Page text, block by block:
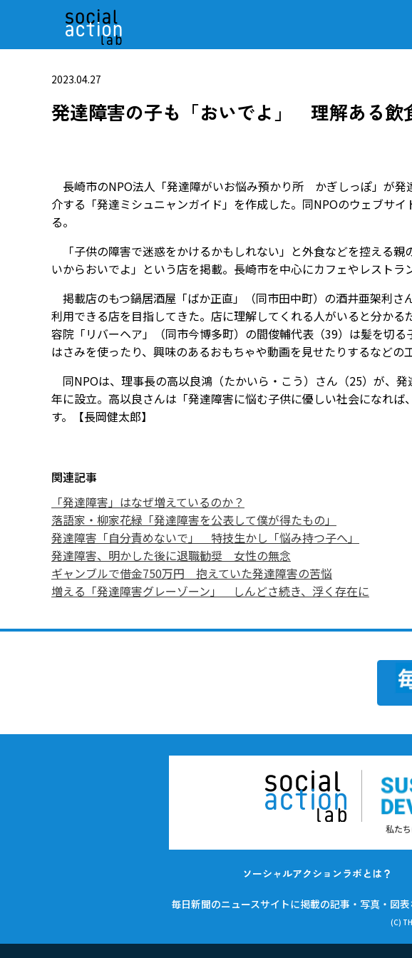
2023.04.27
発達障害の子も「おいでよ」 理解ある
長崎市のNPO法人「発達障がいお悩み預かり所 かぎしっぽ」が発
介する「発達ミシュニャンガイド」を作成した。同NPOのウェブサ
る。
「子供の障害で迷惑をかけるかもしれない」と外食などを控える親
いからおいでよ」という店を掲載。長崎市を中心にカフェやレストラ
掲載店のもつ鍋居酒屋「ばか正直」（同市田中町）の酒井亜架利さ
利用できる店を目指してきた。店に理解してくれる人がいると分か
容院「リバーヘア」（同市今博多町）の間俊輔代表（39）は髪を切
はさみを使ったり、興味のあるおもちゃや動画を見せたりするなどの
同NPOは、理事長の高以良鴻（たかいら・こう）さん（25）が、
年に設立。高以良さんは「発達障害に悩む子供に優しい社会になれ
す。【長岡健太郎】
関連記事
「発達障害」はなぜ増えているのか？
落語家・柳家花緑「発達障害を公表して僕が得たもの」
発達障害「自分責めないで」 特技生かし「悩み持つ子へ」
発達障害、明かした後に退職勧奨 女性の無念
ギャンブルで借金750万円 抱えていた発達障害の苦悩
増える「発達障害グレーゾーン」 しんどさ続き、浮く存在に
私た
ソーシャルアクションラボとは？
毎日新聞のニュースサイトに掲載の記事・写真・図表
(C)